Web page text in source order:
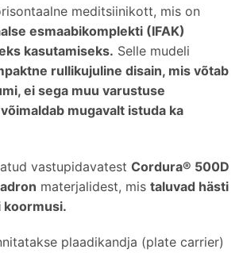
meditsiinikott, mis on
esmaabikomplekti (IFAK)
kasutamiseks. Selle mudeli
rullikujuline disain, mis võtab
ei sega muu varustuse
mugavalt istuda ka
vastupidavatest Cordura® 500D
materjalidest, mis taluvad hästi
koormusi.
plaadikandja (plate carrier)